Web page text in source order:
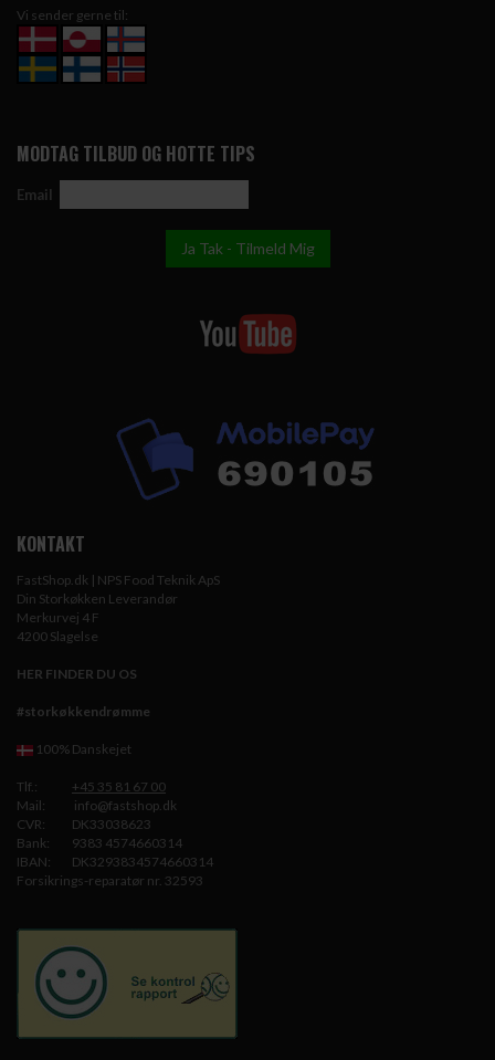
Vi sender gerne til:
MODTAG TILBUD OG HOTTE TIPS
Email
KONTAKT
FastShop.dk | NPS Food Teknik ApS
Din Storkøkken Leverandør
Merkurvej 4 F
4200 Slagelse
HER FINDER DU OS
#storkøkkendrømme
100% Danskejet
Tlf.:
+45 35 81 67 00
Mail:
info@fastshop.dk
CVR:
DK33038623
Bank:
9383 4574660314
IBAN:
DK3293834574660314
Forsikrings-reparatør nr. 32593